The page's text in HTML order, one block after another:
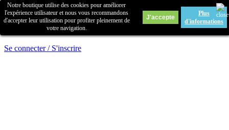
contact
plan du site
Se connecter / S'inscrire
Notre boutique utilise des cookies pour améliorer
l'expérience utilisateur et nous vous recommandons
d'accepter leur utilisation pour profiter pleinement de
votre navigation.
Plus
d'informations